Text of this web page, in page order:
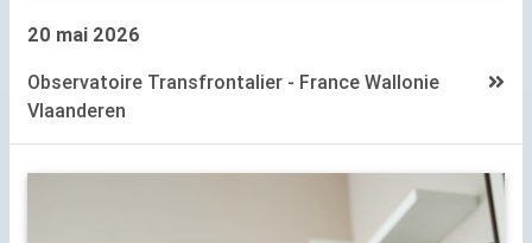
20 mai 2026
Observatoire Transfrontalier - France Wallonie
Vlaanderen